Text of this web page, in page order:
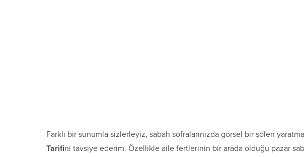
Farklı bir sunumla sizlerleyiz, sabah sofralarınızda görsel bir şölen
Tarifini tavsiye ederim. Özellikle aile fertlerinin bir arada olduğu pazar